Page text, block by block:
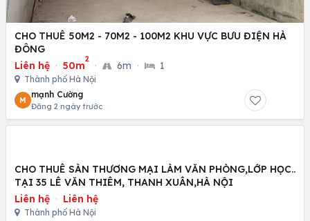
CHO THUÊ 50M2 - 70M2 - 100M2 KHU VỰC BƯU ĐIỆN HÀ
ĐÔNG
Liên hệ · 50m
2
· 6m · 1
Thành phố Hà Nội
M
mạnh Cường
Đăng 2 ngày trước
CHO THUÊ SÀN THƯƠNG MẠI LÀM VĂN PHÒNG,LỚP HỌC..
TẠI 35 LÊ VĂN THIÊM, THANH XUÂN,HÀ NỘI
Liên hệ · Liên hệ
Thành phố Hà Nội